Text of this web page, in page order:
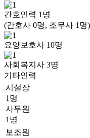
간호인력 1 명
(간호사 0명, 조무사 1명)
요양보호사 10명
사회복지사 3명
기타인력
시설장
1명
사무원
1명
보조원